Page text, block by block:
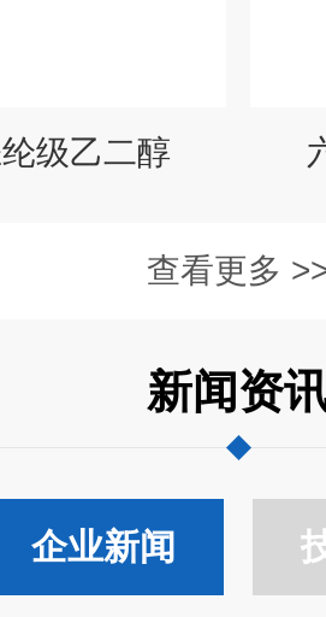
级乙二醇
查看更多
新闻资
企业新闻